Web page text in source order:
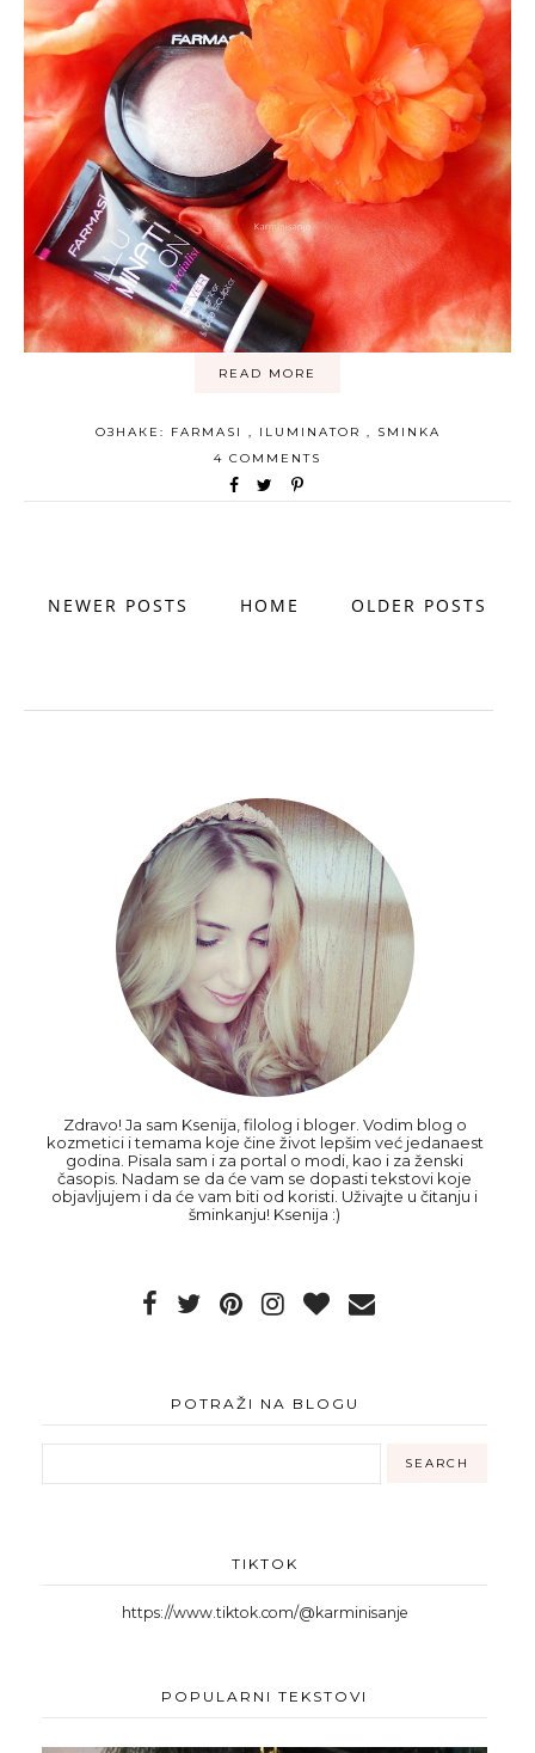
READ MORE
ОЗНАКЕ: FARMASI , ILUMINATOR ,
SMINKA
4 COMMENTS
NEWER POSTS OLDER POSTS
HOME
Zdravo! Ja sam Ksenija, filolog i bloger. Vodim blog o
kozmetici i temama koje čine život lepšim već jedanaest
godina. Pisala sam i za portal o modi, kao i za ženski
časopis. Nadam se da će vam se dopasti tekstovi koje
objavljujem i da će vam biti od koristi. Uživajte u čitanju i
šminkanju! Ksenija :)
POTRAŽI NA BLOGU
TIKTOK
https://www.tiktok.com/@karminisanje
POPULARNI TEKSTOVI